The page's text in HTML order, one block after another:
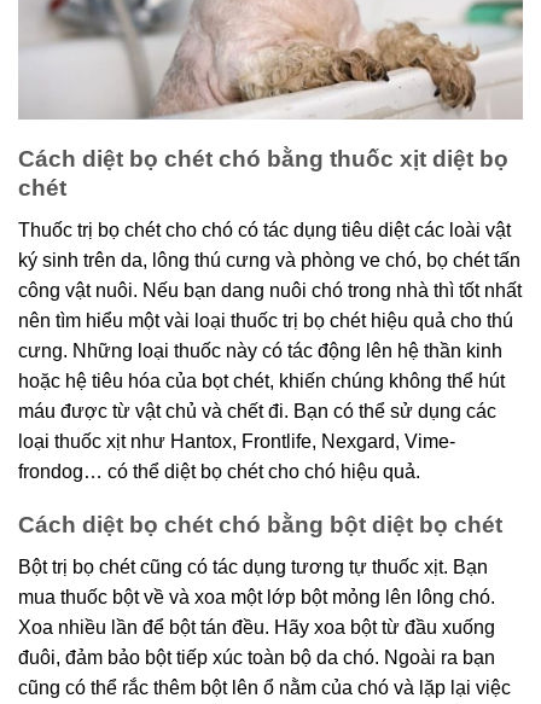
Cách diệt bọ chét chó bằng thuốc xịt diệt bọ
chét
Thuốc trị bọ chét cho chó có tác dụng tiêu diệt các loài vật
ký sinh trên da, lông thú cưng và phòng ve chó, bọ chét tấn
công vật nuôi. Nếu bạn dang nuôi chó trong nhà thì tốt nhất
nên tìm hiểu một vài loại thuốc trị bọ chét hiệu quả cho thú
cưng. Những loại thuốc này có tác động lên hệ thần kinh
hoặc hệ tiêu hóa của bọt chét, khiến chúng không thể hút
máu được từ vật chủ và chết đi. Bạn có thể sử dụng các
loại thuốc xịt như Hantox, Frontlife, Nexgard, Vime-
frondog… có thể diệt bọ chét cho chó hiệu quả.
Cách diệt bọ chét chó bằng bột diệt bọ chét
Bột trị bọ chét cũng có tác dụng tương tự thuốc xịt. Bạn
mua thuốc bột về và xoa một lớp bột mỏng lên lông chó.
Xoa nhiều lần để bột tán đều. Hãy xoa bột từ đầu xuống
đuôi, đảm bảo bột tiếp xúc toàn bộ da chó. Ngoài ra bạn
cũng có thể rắc thêm bột lên ổ nằm của chó và lặp lại việc